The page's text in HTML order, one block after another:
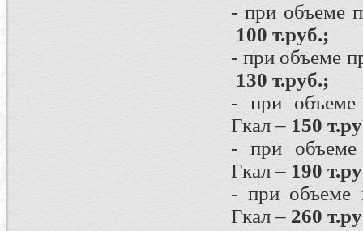
- при объеме
100 т.руб.;
- при объеме
130 т.руб.;
- при
Гкал – 150
- при объеме
Гкал – 190
- при объеме
Гкал – 260